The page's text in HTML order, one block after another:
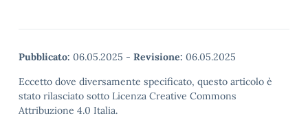
Pubblicato: 06.05.2025 - Revisione: 06.05.2025
Eccetto dove diversamente specificato, questo articolo è
stato rilasciato sotto Licenza Creative Commons
Attribuzione 4.0 Italia.